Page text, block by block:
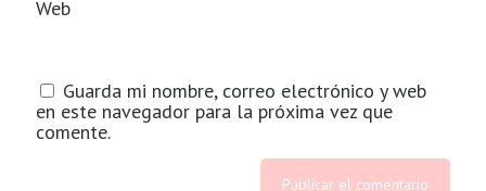
Web
Guarda mi nombre, correo electrónico y web
en este navegador para la próxima vez que
comente.